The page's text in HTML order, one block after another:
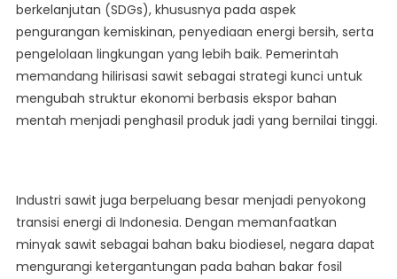
berkelanjutan (SDGs), khususnya pada aspek
pengurangan kemiskinan, penyediaan energi bersih, serta
pengelolaan lingkungan yang lebih baik. Pemerintah
memandang hilirisasi sawit sebagai strategi kunci untuk
mengubah struktur ekonomi berbasis ekspor bahan
mentah menjadi penghasil produk jadi yang bernilai tinggi.
Industri sawit juga berpeluang besar menjadi penyokong
transisi energi di Indonesia. Dengan memanfaatkan
minyak sawit sebagai bahan baku biodiesel, negara dapat
mengurangi ketergantungan pada bahan bakar fosil